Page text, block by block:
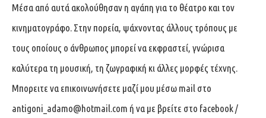
Μέσα από αυτά ακολούθησαν η αγάπη για το θέατρο και τον
κινηματογράφο. Στην πορεία, ψάχνοντας άλλους τρόπους με
τους οποίους ο άνθρωπος μπορεί να εκφραστεί, γνώρισα
καλύτερα τη μουσική, τη ζωγραφική κι άλλες μορφές τέχνης.
Μπορειτε να επικοινωνήσετε μαζί μου μέσω mail στο
antigoni_adamo@hotmail.com ή να με βρείτε στο facebook /